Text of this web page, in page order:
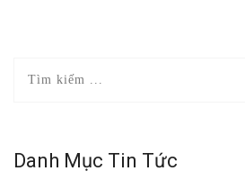
Danh Mục Tin Tức